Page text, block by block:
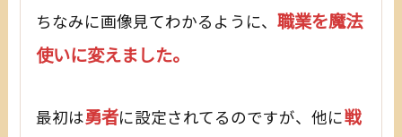
ちなみに画像見てわかるように、職業を魔法
使いに変えました。
最初は勇者に設定されてるのですが、他に戦